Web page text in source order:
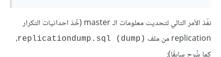
نفّذ الأمر التالي لتحديث معلومات الـ master (خُذ احداثيات التكرار
replication من ملف
(dump) replicationdump.sql
،